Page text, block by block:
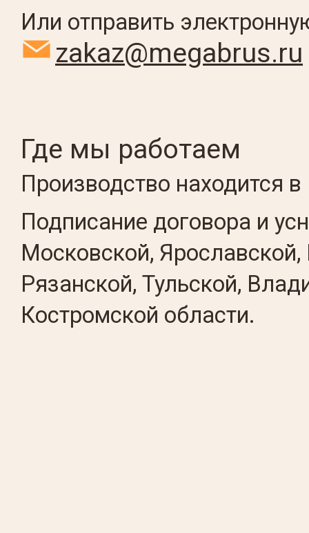
Или отправить
zakaz@megabrus.ru
Где мы работаем
Производство находится
Подписание договора и
Московской,
Рязанской, Тульской,
Костромской области.